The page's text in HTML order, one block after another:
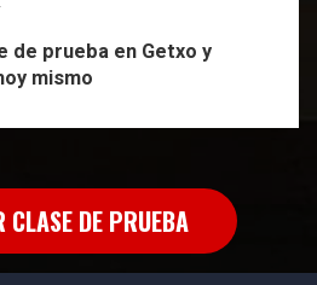
de prueba en Getxo y
mismo
CLASE DE PRUEBA